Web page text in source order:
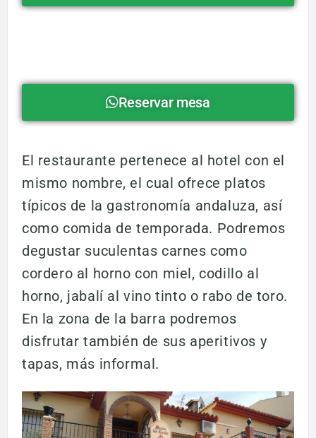
Reservar mesa
El restaurante pertenece al hotel con el
mismo nombre, el cual ofrece platos
típicos de la gastronomía andaluza, así
como comida de temporada. Podremos
degustar suculentas carnes como
cordero al horno con miel, codillo al
horno, jabalí al vino tinto o rabo de toro.
En la zona de la barra podremos
disfrutar también de sus aperitivos y
tapas, más informal.